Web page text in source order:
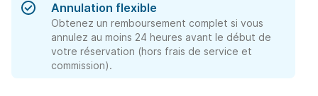
Annulation flexible
Obtenez un remboursement complet si vous
annulez au moins 24 heures avant le début de
votre réservation (hors frais de service et
commission).